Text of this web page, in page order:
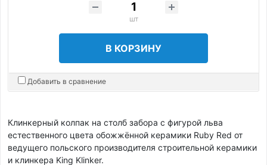
шт
В КОРЗИНУ
Добавить в сравнение
Клинкерный колпак на столб забора с фигурой льва
естественного цвета обожжённой керамики Ruby Red от
ведущего польского производителя строительной керамики
и клинкера King Klinker.